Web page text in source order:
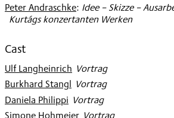
Peter Andraschke: Idee – Skizze –
Kurtágs konzertanten Werken
Cast
Ulf Langheinrich: Vortrag
Burkhard Stangl: Vortrag
Daniela Philippi: Vortrag